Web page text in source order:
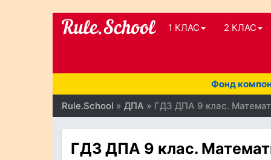
1 КЛАС 2 КЛАС
Фонд
Rule.School » ДПА » ГДЗ ДПА 9 клас.
ГДЗ ДПА 9 клас.